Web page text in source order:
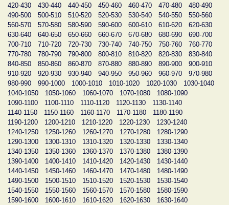
420-430
430-440 440-450 450-460 460-470 470-480
480-490
490-500
500-510 510-520 520-530 530-540 540-550
550-560
560-570
570-580 580-590 590-600 600-610 610-620
620-630
630-640
640-650 650-660 660-670 670-680 680-690
690-700
700-710
710-720 720-730 730-740 740-750 750-760
760-770
770-780
780-790 790-800 800-810 810-820 820-830
830-840
840-850
850-860 860-870 870-880 880-890 890-900
900-910
910-920
920-930 930-940 940-950 950-960 960-970
970-980
980-990
990-1000 1000-1010 1010-1020 1020-1030
1030-1040
1040-1050
1050-1060 1060-1070 1070-1080
1080-1090
1090-1100
1100-1110 1110-1120 1120-1130
1130-1140
1140-1150
1150-1160 1160-1170 1170-1180
1180-1190
1190-1200
1200-1210 1210-1220 1220-1230
1230-1240
1240-1250
1250-1260 1260-1270 1270-1280
1280-1290
1290-1300
1300-1310 1310-1320 1320-1330
1330-1340
1340-1350
1350-1360 1360-1370 1370-1380
1380-1390
1390-1400
1400-1410 1410-1420 1420-1430
1430-1440
1440-1450
1450-1460 1460-1470 1470-1480
1480-1490
1490-1500
1500-1510 1510-1520 1520-1530
1530-1540
1540-1550
1550-1560 1560-1570 1570-1580
1580-1590
1590-1600
1600-1610 1610-1620 1620-1630
1630-1640